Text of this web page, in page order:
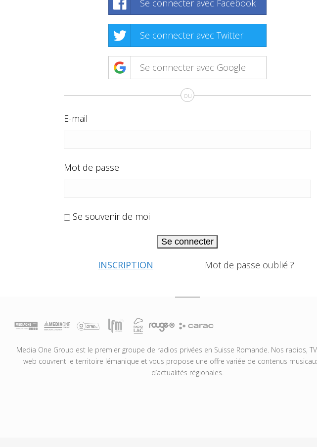
Se connecter avec Facebook
Se connecter avec Twitter
Se connecter avec Google
ou
E-mail
Mot de passe
Se souvenir de moi
Se connecter
INSCRIPTION Mot de passe oublié ?
Media One Group est le premier groupe de radios privées en Suisse Romande. Nos radios,
web couvrent le territoire lémanique et vous propose une offre variée de contenus
d’actualités régionales.